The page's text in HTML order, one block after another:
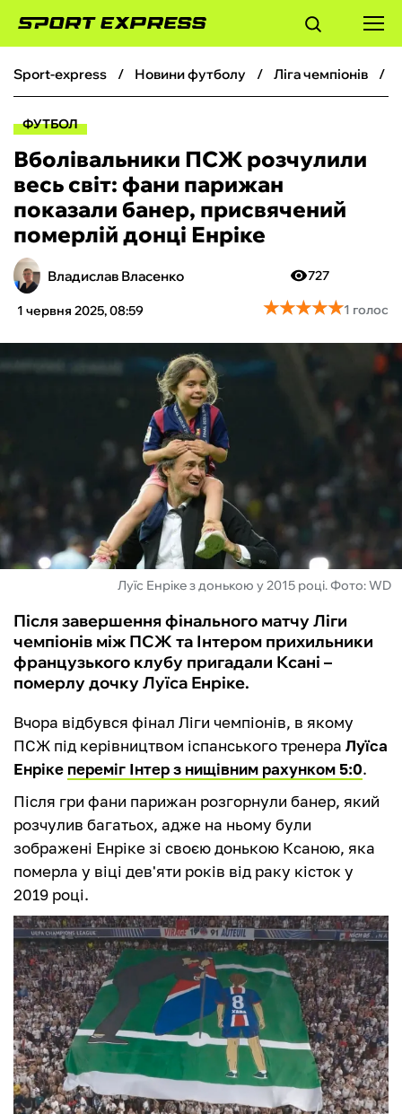
ФУТБОЛ
БОКС
ХОКЕЙ
ТЕНІС
КІБЕРСПОРТ
ІНШІ
БУКМЕКЕРИ
sport-express новини футболу ліга чемпіонів
ФУТБОЛ
Вболівальники ПСЖ розчулили
весь світ: фани парижан
показали банер, присвячений
померлій донці Енріке
Владислав Власенко
1 червня 2025, 08:59
727
★★★★★
★★★★★1 голос
Луїс Енріке з донькою у 2015 році. Фото: WD
Після завершення фінального матчу Ліги
чемпіонів між ПСЖ та Інтером прихильники
французького клубу пригадали Ксані –
померлу дочку Луїса Енріке.
Вчора відбувся фінал Ліги чемпіонів, в якому
ПСЖ під керівництвом іспанського тренера Луїса
Енріке переміг Інтер з нищівним рахунком 5:0.
Після гри фани парижан розгорнули банер, який
розчулив багатьох, адже на ньому були
зображені Енріке зі своєю донькою Ксаною, яка
померла у віці дев'яти років від раку кісток у
2019 році.